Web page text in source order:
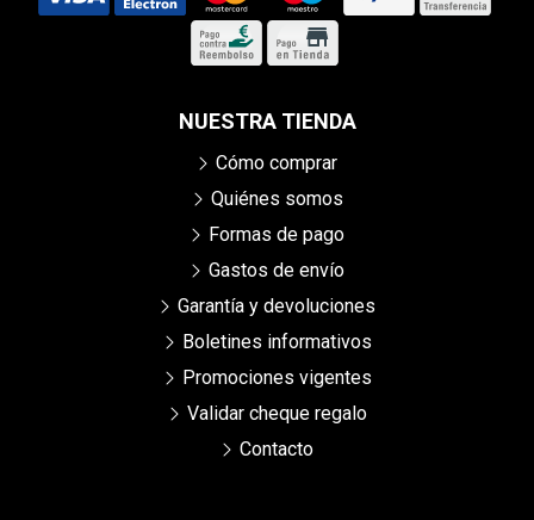
NUESTRA TIENDA
Cómo comprar
Quiénes somos
Formas de pago
Gastos de envío
Garantía y devoluciones
Boletines informativos
Promociones vigentes
Validar cheque regalo
Contacto